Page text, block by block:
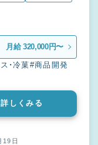
月給 320,000円〜
・冷菓#商品開発
詳しくみる
19日